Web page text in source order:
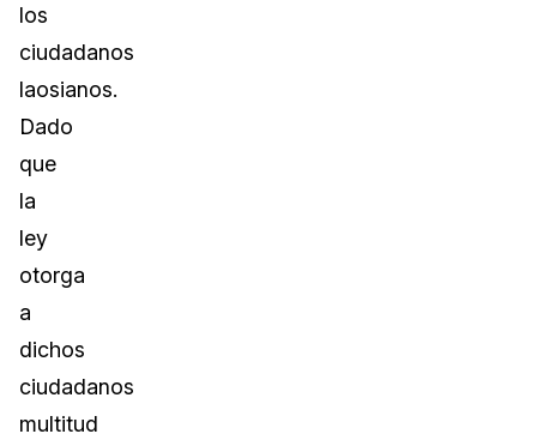
los
ciudadanos
laosianos.
Dado
que
la
ley
otorga
a
dichos
ciudadanos
multitud